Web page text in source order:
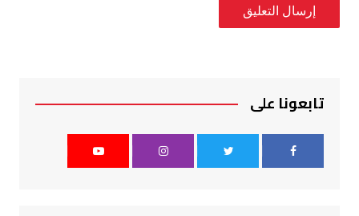
تابعونا على